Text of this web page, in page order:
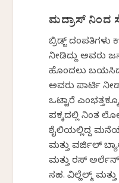
ಮದ್ರಾಸ್ ನಿಂದ
ಬ್ರಿಡ್ಜ್ ದಂಪತಿಗಳು
ನೀಡಿದ್ದು ಅವರು
ಹೊಂದಲು
ಅವರು ಪಾರ್ಟಿ
ಒಟ್ಟಾರೆ
ಪಕ್ಕದಲ್ಲಿ ನಿಂತ
ಶೈಲಿಯಲ್ಲಿದ್ದ ಮನೆಯ
ಮತ್ತು ವರ್ಜಿಲ್
ಮತ್ತು ರಸ್
ಸಹ. ವಿಲ್ಹೆಲ್ಮ್